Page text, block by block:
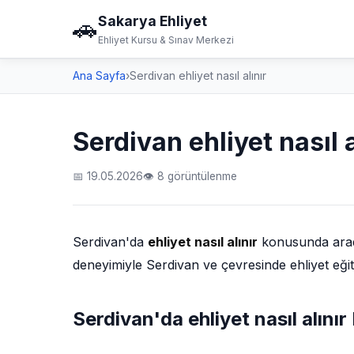
🚗Sakarya Ehliyet
Ehliyet Kursu & Sınav Merkezi
Ana Sayfa›Serdivan ehliyet nasıl alınır
Serdivan ehliyet nasıl
📅 19.05.2026👁 8 görüntülenme
Serdivan'da ehliyet nasıl alınır konusunda
deneyimiyle Serdivan ve çevresinde ehliyet
Serdivan'da ehliyet nasıl alınır